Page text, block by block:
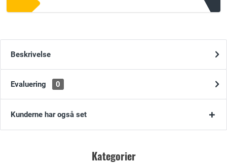
Beskrivelse
Evaluering 0
Kunderne har også set
Kategorier